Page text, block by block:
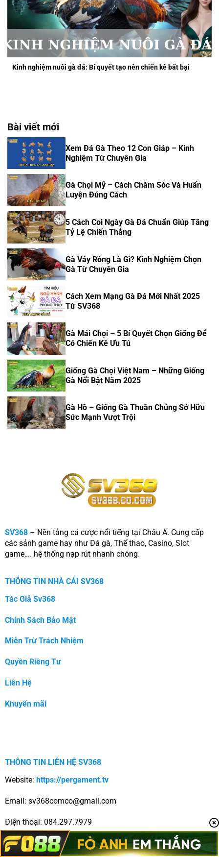
Kinh nghiệm nuôi gà đá: Bí quyết tạo nên chiến kê bất bại
Bài viết mới
Xem Đá Gà Theo 12 Con Giáp – Kinh
Nghiệm Từ Chuyên Gia
Gà Chọi Mỹ – Cách Chăm Sóc Và Huấn
Luyện Đúng Cách
5 Cách Coi Ngày Gà Đá Chuẩn Giúp Tăng
Tỷ Lệ Chiến Thắng
Gà Vảy Rồng Là Gì? Kinh Nghiệm Chọn
Gà Từ Chuyên Gia
Cách Xem Mạng Gà Đá Mới Nhất 2025
Từ SV368
Gà Mái Chọi – 5 Bí Quyết Chọn Giống Để
Có Chiến Kê Ưu Tú
Giống Gà Chọi Việt Nam – Những Giống
Gà Nổi Bật Năm 2025
Gà Hồ – Giống Gà Thuần Chủng Sở Hữu
Sức Mạnh Vượt Trội
SV368– Nền tảng cá cược nổi tiếng tại Châu Á. Cung cấp
các sảnh game hay như Đá gà, Thể thao, Casino, Slot
game,... hệ thống nạp rút nhanh chóng.
THÔNG TIN NHÀ CÁI SV368
Tác Giả Sv368
Chính Sách Bảo Mật
Miễn Trừ Trách Nhiệm
Quyền Riêng Tư
Liên Hệ
Khuyến mãi
THÔNG TIN LIÊN HỆ SV368
Website: https://pergament.tv
Email: sv368comco@gmail.com
Điện thoại: 084.297.7979
Địa chỉ: 22 Nguyễn Đình Chiểu, Đa Kao, Quận 1, Hồ Chí Minh,
Việt Nam